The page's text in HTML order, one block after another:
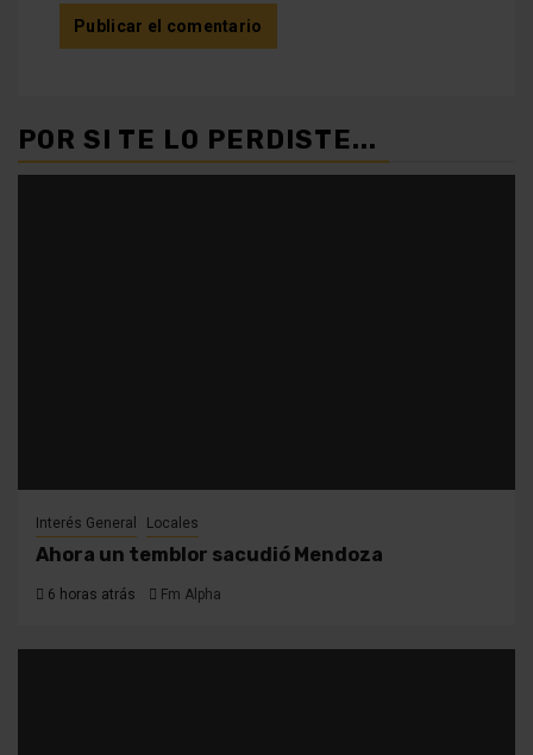
POR SI TE LO PERDISTE...
Interés General Locales
Ahora un temblor sacudió Mendoza
6 horas atrás Fm Alpha